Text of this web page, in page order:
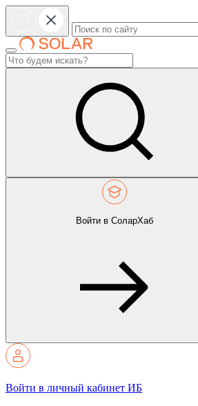
Войти в СоларХаб
Войти в личный кабинет ИБ